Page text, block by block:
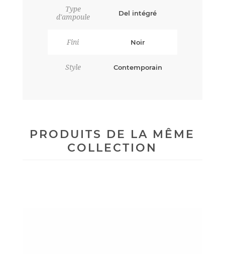
Type
d'ampoule
Del intégré
Fini Noir
Style Contemporain
PRODUITS DE LA MÊME
COLLECTION